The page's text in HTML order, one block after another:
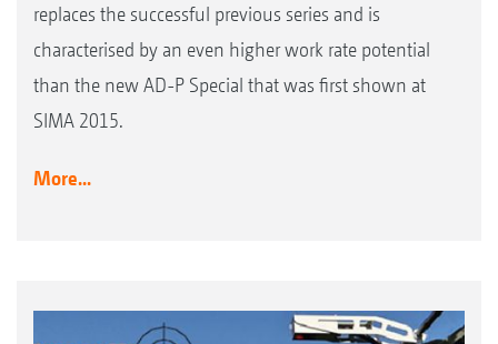
replaces the successful previous series and is
characterised by an even higher work rate potential
than the new AD-P Special that was first shown at
SIMA 2015.
More...